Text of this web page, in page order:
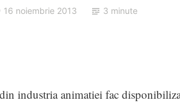
16 noiembrie 2013 3 minute
industria animatiei fac